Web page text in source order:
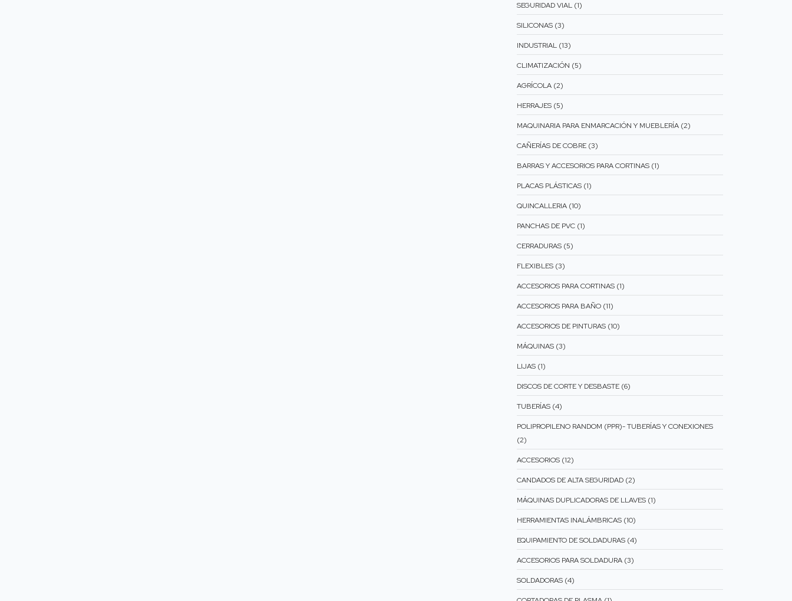
SEGURIDAD VIAL (1)
SILICONAS (3)
INDUSTRIAL (13)
CLIMATIZACIÓN (5)
AGRÍCOLA (2)
HERRAJES (5)
MAQUINARIA PARA ENMARCACIÓN Y MUEBLERÍA (2)
CAÑERÍAS DE COBRE (3)
BARRAS Y ACCESORIOS PARA CORTINAS (1)
PLACAS PLÁSTICAS (1)
QUINCALLERIA (10)
PANCHAS DE PVC (1)
CERRADURAS (5)
FLEXIBLES (3)
ACCESORIOS PARA CORTINAS (1)
ACCESORIOS PARA BAÑO (11)
ACCESORIOS DE PINTURAS (10)
MÁQUINAS (3)
LIJAS (1)
DISCOS DE CORTE Y DESBASTE (6)
TUBERÍAS (4)
POLIPROPILENO RANDOM (PPR)- TUBERÍAS Y CONEXIONES
(2)
ACCESORIOS (12)
CANDADOS DE ALTA SEGURIDAD (2)
MÁQUINAS DUPLICADORAS DE LLAVES (1)
HERRAMIENTAS INALÁMBRICAS (10)
EQUIPAMIENTO DE SOLDADURAS (4)
ACCESORIOS PARA SOLDADURA (3)
SOLDADORAS (4)